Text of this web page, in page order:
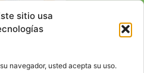
sitio usa
navegador, usted acepta su uso.